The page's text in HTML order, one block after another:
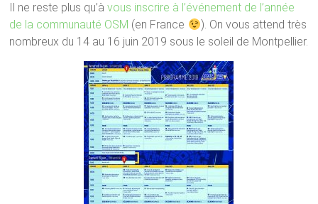
Il ne reste plus qu’àvous inscrire à l’événement de l’année
de la communauté OSM (en France
). On vous attend très
nombreux du 14 au 16 juin 2019 sous le soleil de Montpellier.